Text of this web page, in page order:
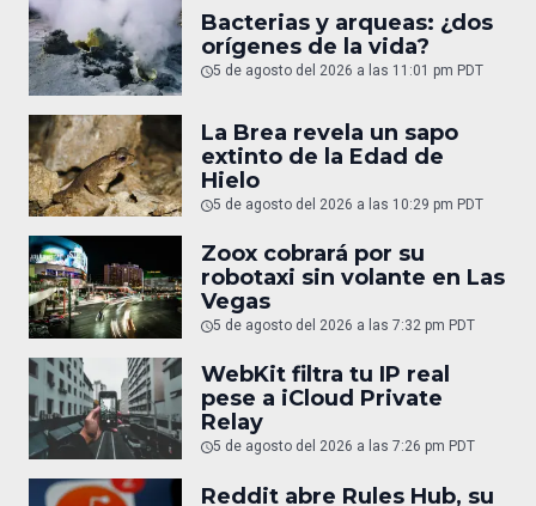
Bacterias y arqueas: ¿dos
orígenes de la vida?
5 de agosto del 2026 a las 11:01 pm PDT
La Brea revela un sapo
extinto de la Edad de
Hielo
5 de agosto del 2026 a las 10:29 pm PDT
Zoox cobrará por su
robotaxi sin volante en Las
Vegas
5 de agosto del 2026 a las 7:32 pm PDT
WebKit filtra tu IP real
pese a iCloud Private
Relay
5 de agosto del 2026 a las 7:26 pm PDT
Reddit abre Rules Hub, su